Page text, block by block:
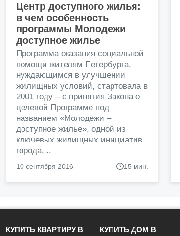
Центр доступного жилья:
в чем особенность
программы Молодежи
доступное жилье
Программа оказания социальной
помощи жителям Петербурга,
нуждающимся в улучшении
жилищных условий, стартовала в
2001 году – с принятия Закона о
целевой Программе под
названием «Молодежи –
доступное жилье», одной из
ключевых жилищных инициатив
города,...
10 сентября 2016 15 мин.
КУПИТЬ КВАРТИРУ В
КУПИТЬ ДОМ В